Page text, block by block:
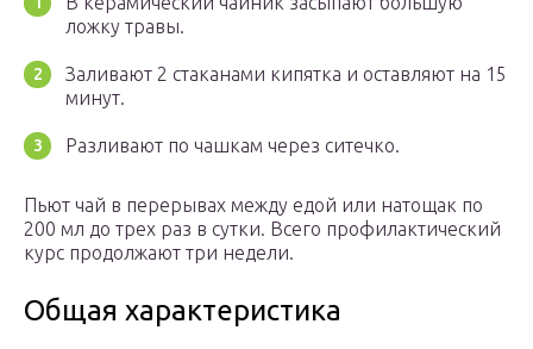
ложку травы.
Заливают 2 стаканами кипятка и оставляют на 15
минут.
Разливают по чашкам через ситечко.
Пьют чай в перерывах между едой или натощак по
200 мл до трех раз в сутки. Всего профилактический
курс продолжают три недели.
Общая характеристика